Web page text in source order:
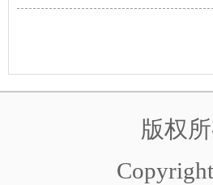
版权
Copyright